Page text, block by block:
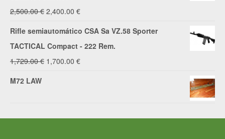
2,500.00€ El
original
2,400.00 €El
precio
Rifle semiautomático CSA Sa VZ.58 Sporter
TACTICAL Compact - 222 Rem.
1,729.00€ El
1,729.00 €.
1,700.00 €El
1,700.00 €.
M72 LAW